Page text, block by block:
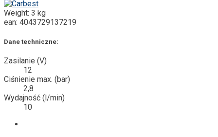
Weight: 3 kg
ean: 4043729137219
Dane techniczne:
Zasilanie (V)
12
Ciśnienie max. (bar)
2,8
Wydajność (l/min)
10